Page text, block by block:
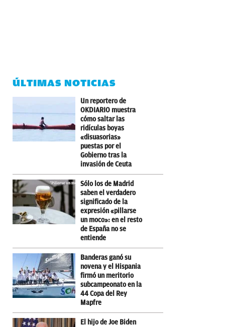
ÚLTIMAS NOTICIAS
Un reportero de
OKDIARIO muestra
cómo saltar las
ridículas boyas
«disuasorias»
puestas por el
Gobierno tras la
invasión de Ceuta
Sólo los de Madrid
saben el verdadero
significado de la
expresión «pillarse
un moco»: en el resto
de España no se
entiende
Banderas ganó su
novena y el Hispania
firmó un meritorio
subcampeonato en la
44 Copa del Rey
Mapfre
El hijo de Joe Biden